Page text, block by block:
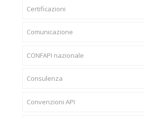
Certificazioni
Comunicazione
CONFAPI nazionale
Consulenza
Convenzioni API